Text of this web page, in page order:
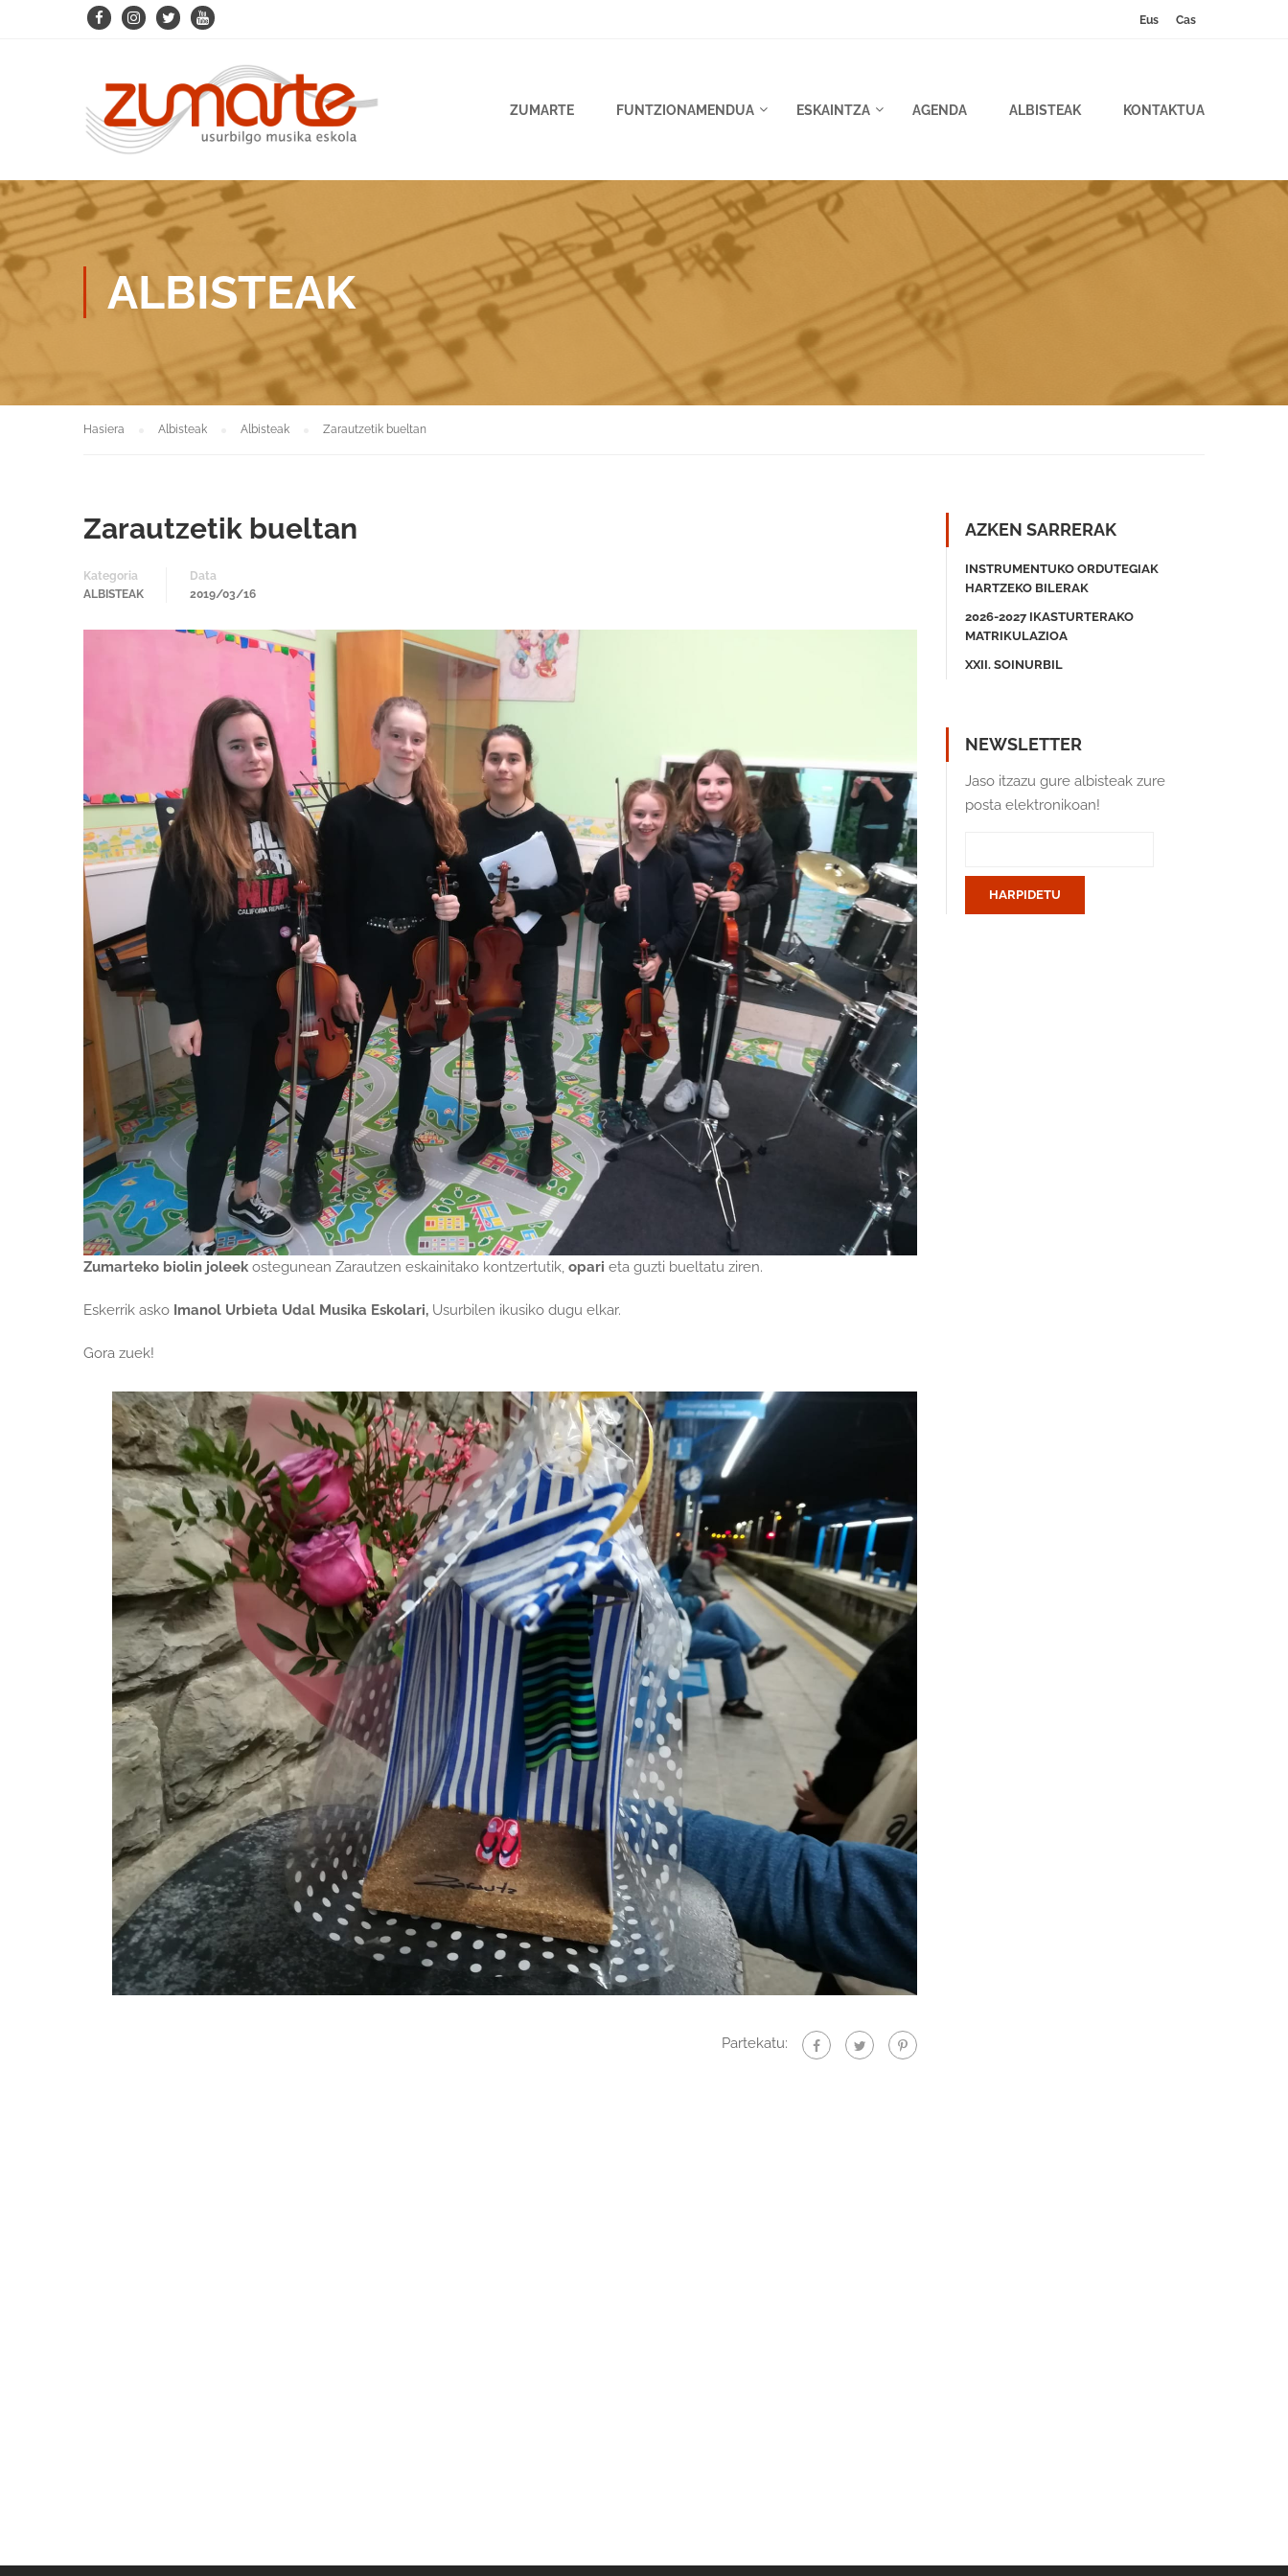
Eus Cas
ZUMARTE FUNTZIONAMENDUA ESKAINTZA AGENDA ALBISTEAK KONTAKTUA
ALBISTEAK
Hasiera Albisteak Albisteak Zarautzetik bueltan
Zarautzetik bueltan
Kategoria
ALBISTEAK
Data
2019/03/16
Zumarteko biolin joleek ostegunean Zarautzen eskainitako kontzertutik, opari eta guzti bueltatu ziren.
Eskerrik asko Imanol Urbieta Udal Musika Eskolari, Usurbilen ikusiko dugu elkar.
Gora zuek!
Partekatu:
AZKEN SARRERAK
INSTRUMENTUKO ORDUTEGIAK
HARTZEKO BILERAK
2026-2027 IKASTURTERAKO
MATRIKULAZIOA
XXII. SOINURBIL
NEWSLETTER
Jaso itzazu gure albisteak zure
posta elektronikoan!